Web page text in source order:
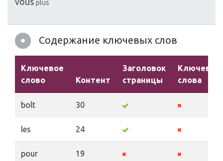
plus
Содержание ключевых слов
Ключевое
слово
Контент
Заголовок
страницы
Ключевые
слова
bolt 30
les 24
pour 19